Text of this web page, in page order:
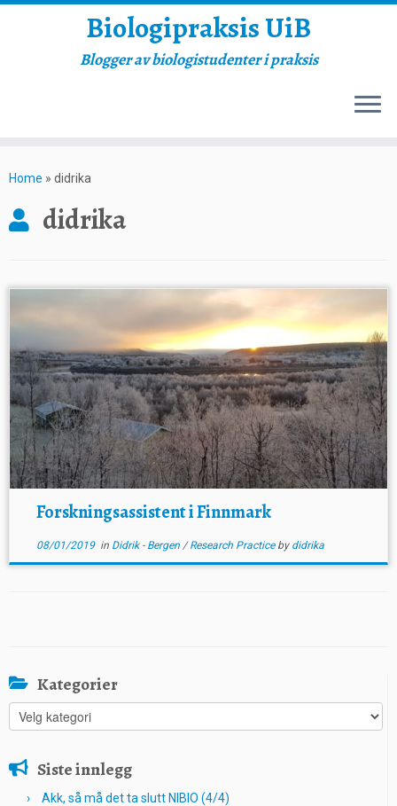
to
Biologipraksis UiB
Blogger av biologistudenter i praksis
Home » didrika
didrika
Forskningsassistent i Finnmark
08/01/2019in Didrik - Bergen /Research Practice by didrika
Kategorier
Kategorier
Siste innlegg
Akk, så må det ta slutt NIBIO (4/4)